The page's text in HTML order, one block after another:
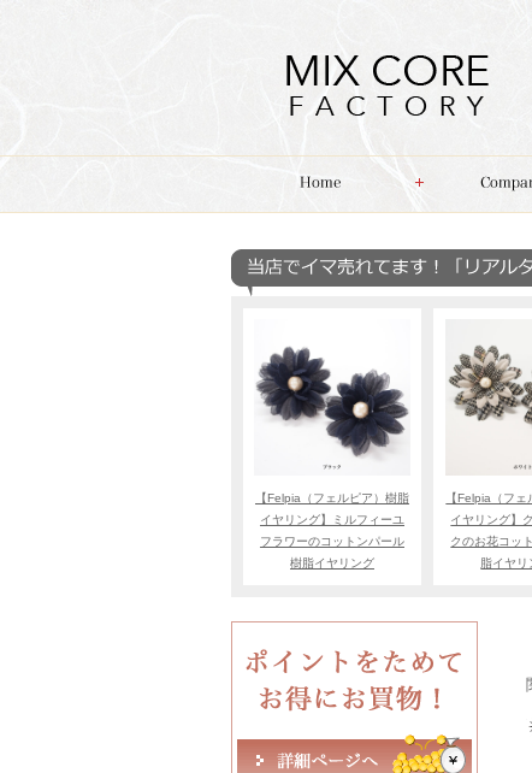
【Felpia（フェルピア）樹脂
イヤリング】ミルフィーユ
フラワーのコットンパール
樹脂イヤリング
【Felpia（フ
イヤリング】
クのお花コッ
脂イヤリ